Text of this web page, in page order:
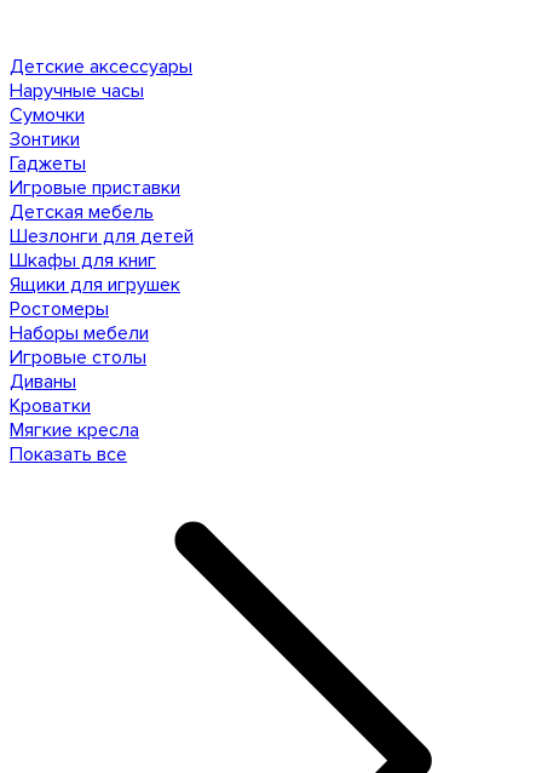
Детские аксессуары
Наручные часы
Сумочки
Зонтики
Гаджеты
Игровые приставки
Детская мебель
Шезлонги для детей
Шкафы для книг
Ящики для игрушек
Ростомеры
Наборы мебели
Игровые столы
Диваны
Кроватки
Мягкие кресла
Показать все